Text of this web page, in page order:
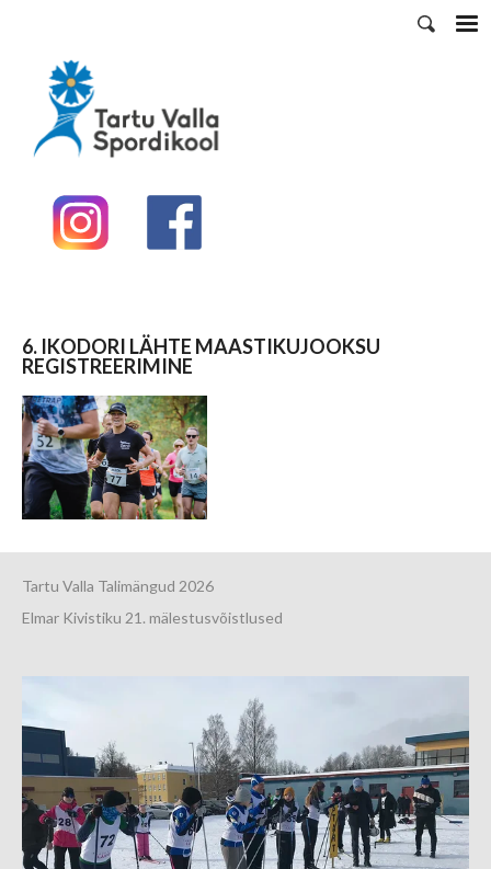
6. IKODORI LÄHTE MAASTIKUJOOKSU
REGISTREERIMINE
Tartu Valla Talimängud 2026
Elmar Kivistiku 21. mälestusvõistlused